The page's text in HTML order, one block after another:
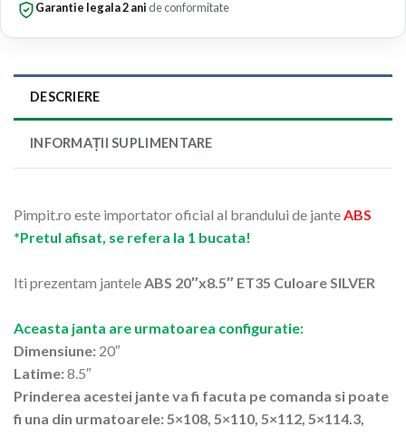
Garantie legala 2 ani de conformitate
DESCRIERE
INFORMAȚII SUPLIMENTARE
Pimpit.ro este importator oficial al brandului de janteABS
*Pretul afisat, se refera la 1 bucata!
Iti prezentam janteleABS 20″x8.5″ ET35 Culoare SILVER
Aceasta janta are urmatoarea configuratie:
Dimensiune: 20″
Latime:8.5″
Prinderea acestei jante va fi facuta pe comanda si poate
fi una din urmatoarele: 5×108, 5×110, 5×112, 5×114.3,